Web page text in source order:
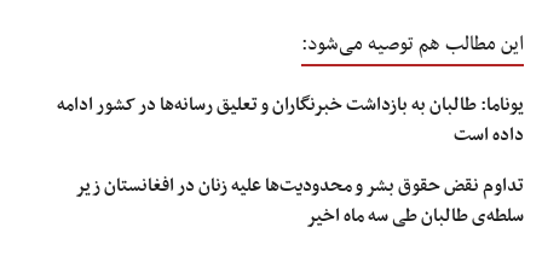
این مطالب هم توصیه می‌شود:
یوناما: طالبان به بازداشت خبرنگاران و تعلیق رسانه‌ها در کشور ادامه
داده است
تداوم نقض حقوق بشر و محدودیت‌ها علیه زنان در افغانستان زیر
سلطه‌ی طالبان طی سه ماه اخیر